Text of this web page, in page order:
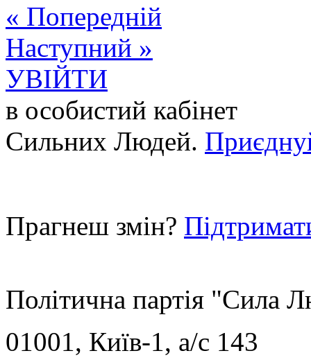
« Попередній
Наступний »
УВІЙТИ
в особистий кабінет
Сильних Людей.
Прагнеш змін?
Політична партія "Сила
01001, Київ-1, a/c 143